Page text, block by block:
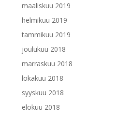
maaliskuu 2019
helmikuu 2019
tammikuu 2019
joulukuu 2018
marraskuu 2018
lokakuu 2018
syyskuu 2018
elokuu 2018